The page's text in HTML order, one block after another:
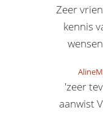
Zeer
kennis
'zeer
aanwist